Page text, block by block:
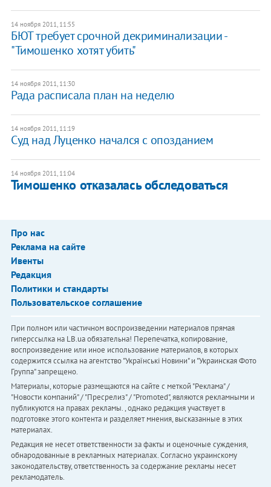
14 ноября 2011, 11:55
БЮТ требует срочной декриминализации -
"Тимошенко хотят убить"
14 ноября 2011, 11:30
Рада расписала план на неделю
14 ноября 2011, 11:19
Суд над Луценко начался с опозданием
14 ноября 2011, 11:04
Тимошенко отказалась обследоваться
Про нас
Реклама на сайте
Ивенты
Редакция
Политики и стандарты
Пользовательское соглашение
При полном или частичном воспроизведении материалов прямая
гиперссылка на LB.ua обязательна! Перепечатка, копирование,
воспроизведение или иное использование материалов, в которых
содержится ссылка на агентство "Українськi Новини" и "Украинская Фото
Группа" запрещено.
Материалы, которые размещаются на сайте с меткой "Реклама" /
"Новости компаний" / "Пресрелиз" / "Promoted", являются рекламными и
публикуются на правах рекламы. , однако редакция участвует в
подготовке этого контента и разделяет мнения, высказанные в этих
материалах.
Редакция не несет ответственности за факты и оценочные суждения,
обнародованные в рекламных материалах. Согласно украинскому
законодательству, ответственность за содержание рекламы несет
рекламодатель.